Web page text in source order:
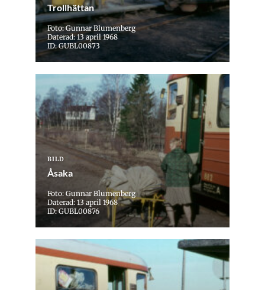
Trollhättan
Foto: Gunnar Blumenberg
Daterad: 13 april 1968
ID: GUBL00873
BILD
Åsaka
Foto: Gunnar Blumenberg
Daterad: 13 april 1968
ID: GUBL00876